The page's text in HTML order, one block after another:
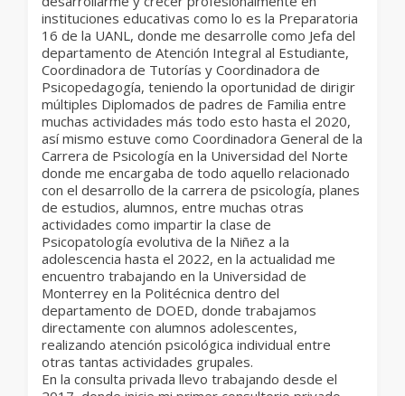
instituciones educativas como lo es la Preparatoria
16 de la UANL, donde me desarrolle como Jefa del
departamento de Atención Integral al Estudiante,
Coordinadora de Tutorías y Coordinadora de
Psicopedagogía, teniendo la oportunidad de dirigir
múltiples Diplomados de padres de Familia entre
muchas actividades más todo esto hasta el 2020,
así mismo estuve como Coordinadora General de la
Carrera de Psicología en la Universidad del Norte
donde me encargaba de todo aquello relacionado
con el desarrollo de la carrera de psicología, planes
de estudios, alumnos, entre muchas otras
actividades como impartir la clase de
Psicopatología evolutiva de la Niñez a la
adolescencia hasta el 2022, en la actualidad me
encuentro trabajando en la Universidad de
Monterrey en la Politécnica dentro del
departamento de DOED, donde trabajamos
directamente con alumnos adolescentes,
realizando atención psicológica individual entre
otras tantas actividades grupales.
En la consulta privada llevo trabajando desde el